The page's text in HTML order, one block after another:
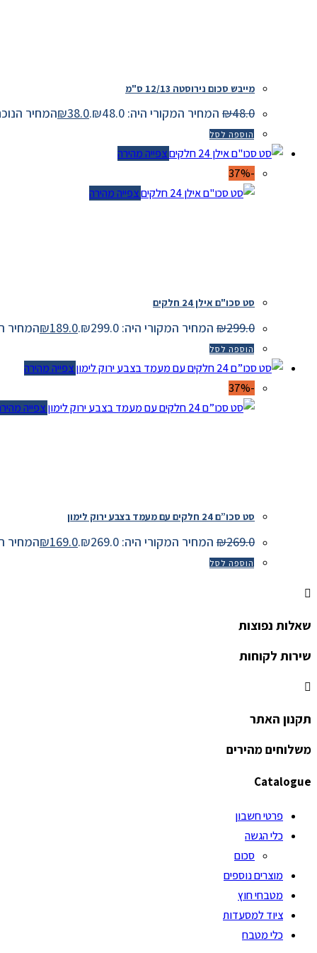
מייבש סכום נירוסטה 12/13 ס"מ
₪48.0 המחיר המקורי היה: ₪48.0. ₪38.0 המחיר הנוכחי
הוספה לסל
צפייה מהירה
צפייה מהירה
סט סכו"ם אילן 24 חלקים
₪299.0 המחיר המקורי היה: ₪299.0. ₪189.0 המחיר
הוספה לסל
צפייה מהירה
צפייה מהירה
סט סכו”ם 24 חלקים עם מעמד בצבע ירוק לימון
₪269.0 המחיר המקורי היה: ₪269.0. ₪169.0 המחיר
הוספה לסל
שאלות נפוצות
שירות לקוחות
תקנון האתר
משלוחים מהירים
Catalogue
פרטי חשבון
כלי הגשה
סכום
מוצרים נוספים
מטבחי חוץ
ציוד למסעדות
כלי מטבח